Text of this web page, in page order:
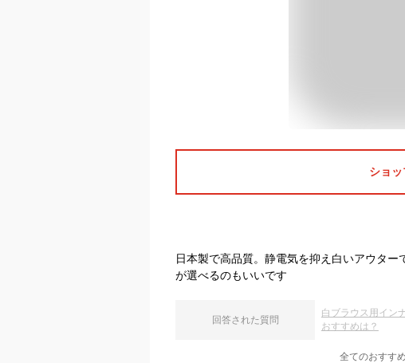
ショ
日本製で高品質。静電気を抑え白いアウタ
が選べるのもいいです
回答された質問
白ブラウス用イン
おすすめは？
全てのおすす